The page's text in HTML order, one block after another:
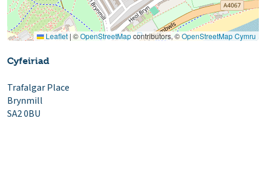
Leaflet | ©OpenStreetMapcontributors, ©OpenStreetMap Cymru
Cyfeiriad
Trafalgar Place
Brynmill
SA2 0BU